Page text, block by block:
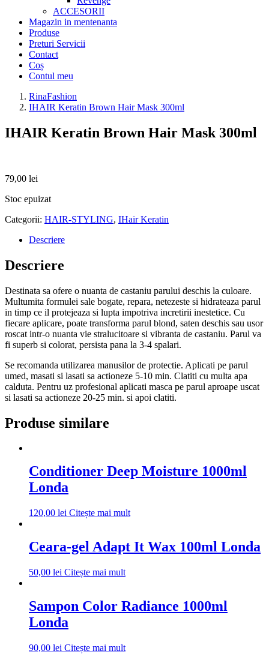
ACCESORII
Magazin in mentenanta
Produse
Preturi Servicii
Contact
Coș
Contul meu
RinaFashion
IHAIR Keratin Brown Hair Mask 300ml
IHAIR Keratin Brown Hair Mask 300ml
79,00 lei
Stoc epuizat
Categorii: HAIR-STYLING, IHair Keratin
Descriere
Descriere
Destinata sa ofere o nuanta de castaniu parului deschis la culoare.
Multumita formulei sale bogate, repara, netezeste si hidrateaza parul
in timp ce il protejeaza si lupta impotriva incretirii inestetice. Cu
fiecare aplicare, poate transforma parul blond, saten deschis sau usor
roscat intr-o nuanta vie stralucitoare si vibranta de castaniu. Parul va
fi superb si colorat, persista pana la 3-4 spalari.
Se recomanda utilizarea manusilor de protectie. Aplicati pe parul
umed, masati si lasati sa actioneze 5-10 min. Clatiti cu multa apa
calduta. Pentru uz profesional aplicati masca pe parul aproape uscat
si lasati sa actioneze 20-25 min. si apoi clatiti.
Produse similare
Conditioner Deep Moisture 1000ml
Londa
120,00 lei Citește mai mult
Ceara-gel Adapt It Wax 100ml Londa
50,00 lei Citește mai mult
Sampon Color Radiance 1000ml
Londa
90,00 lei Citește mai mult